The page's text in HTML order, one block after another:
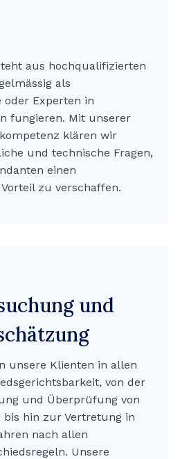
aus hochqualifizierten
als
oder Experten in
fungieren. Mit unserer
klären wir
und technische Fragen,
einen
zu verschaffen.
und
unsere Klienten in allen
von der
und Überprüfung von
bis hin zur Vertretung in
nach allen
Unsere